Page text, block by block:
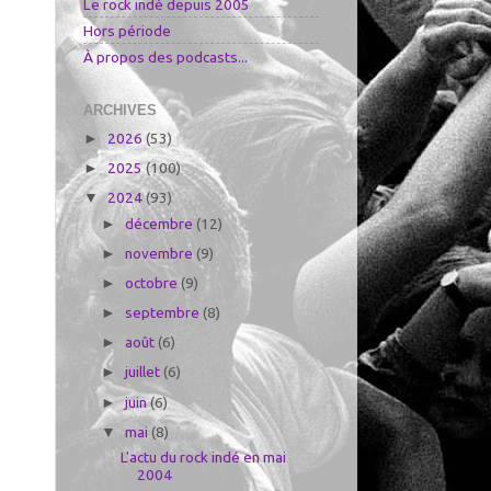
Le rock indé depuis 2005
Hors période
À propos des podcasts...
ARCHIVES
► 2026 (53)
► 2025(100)
▼2024(93)
►décembre(12)
►novembre(9)
►octobre(9)
►septembre (8)
►août (6)
►juillet (6)
►juin(6)
▼mai(8)
L'actu du rock indé en mai
2004